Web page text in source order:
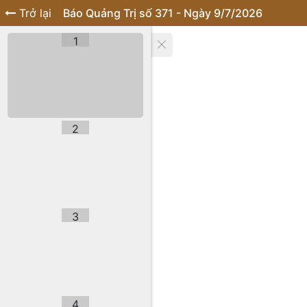
Trở lại Báo Quảng Trị số 371 - Ngày 9/7/2026
1
2
3
4